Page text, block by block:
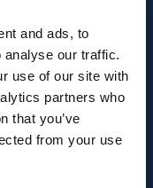
and ads, to
analyse our traffic.
use of our site with
partners who
that you’ve
from your use
ANDALUCÍA